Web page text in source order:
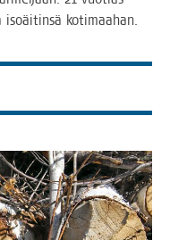
kotimaahan.